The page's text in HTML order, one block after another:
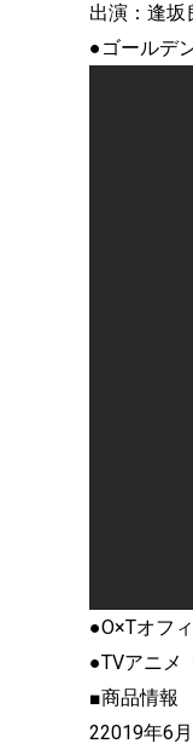
出演：逢坂
●ゴールデ
●O×Tオフ
●TVアニメ
■商品情報
22019年6